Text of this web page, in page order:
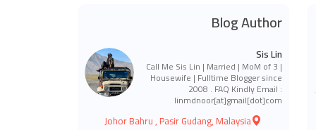
Blog Author
Sis Lin
Call Me Sis Lin | Married | MoM of 3 |
Housewife | Fulltime Blogger since
2008 . FAQ Kindly Email :
linmdnoor[at]gmail[dot]com
Johor Bahru , Pasir Gudang, Malaysia